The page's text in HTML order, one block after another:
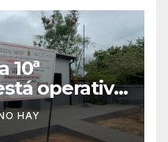
10ª
operativa
agentes
HAY